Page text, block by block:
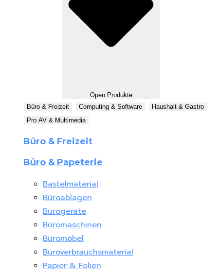
Open Produkte
Büro & Freizeit
Computing & Software
Haushalt & Gastro
Pro AV & Multimedia
Büro & Freizeit
Büro & Papeterie
Bastelmaterial
Büroablagen
Bürogeräte
Büromaschinen
Büromöbel
Büroverbrauchsmaterial
Papier & Folien